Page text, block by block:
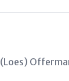
(Loes)